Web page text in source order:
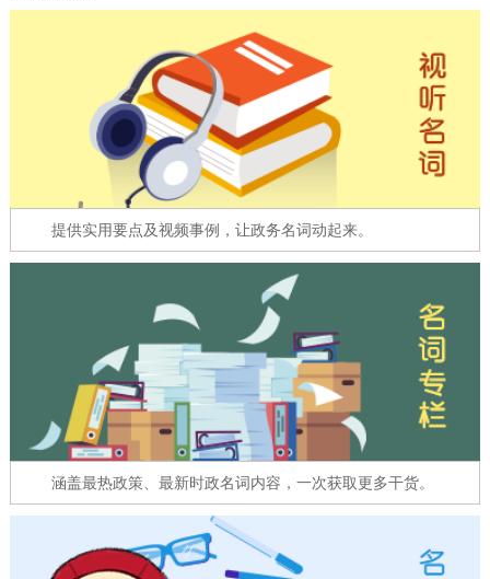
在线访谈
北京概况 十六区概览 人文北京
绿色北京 图说北京
한국어
DEUTSCH FRANÇAIS РУССКИЙ ЯЗЫК
ESPAÑOL العربية PORTUGUÊS
提供实用要点及视频事例，让政务名词动起来。
涵盖最热政策、最新时政名词内容，一次获取更多干货。